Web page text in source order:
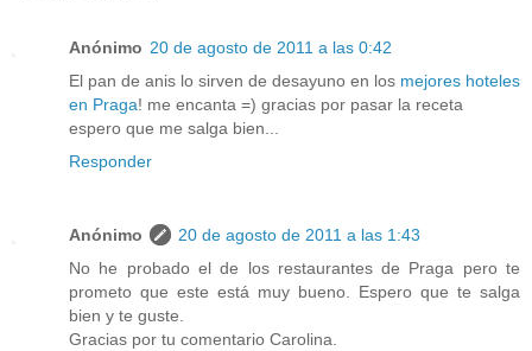
Anónimo 20 de agosto de 2011 a las 0:42
El pan de anis lo sirven de desayuno en los mejores hoteles
en Praga! me encanta =) gracias por pasar la receta
espero que me salga bien...
Responder
Anónimo
20 de agosto de 2011 a las 1:43
No he probado el de los restaurantes de Praga pero te
prometo que este está muy bueno. Espero que te salga
bien y te guste.
Gracias por tu comentario Carolina.